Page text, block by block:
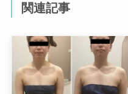
関連記事